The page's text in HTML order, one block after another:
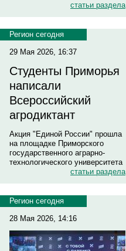
статьи раздела
Регион сегодня
29 Мая 2026, 16:37
Студенты Приморья
написали
Всероссийский
агродиктант
Акция "Единой России" прошла
на площадке Приморского
государственного аграрно-
технологического университета
статьи раздела
Регион сегодня
28 Мая 2026, 14:16